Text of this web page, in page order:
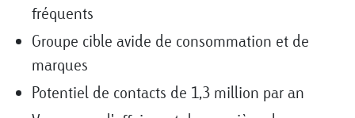
fréquents
Groupe cible avide de consommation et de
marques
Potentiel de contacts de 1,3 million par an